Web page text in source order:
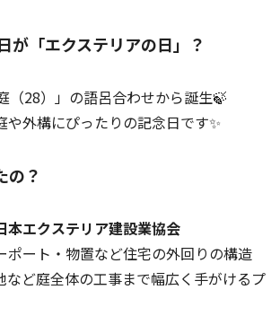
が「エクステリアの日」？
（28）」の語呂合わせから誕生🍃
外構にぴったりの記念日です✨
の？
本エクステリア建設業協会
ポート・物置など住宅の外回りの構造
など庭全体の工事まで幅広く手がけるプ